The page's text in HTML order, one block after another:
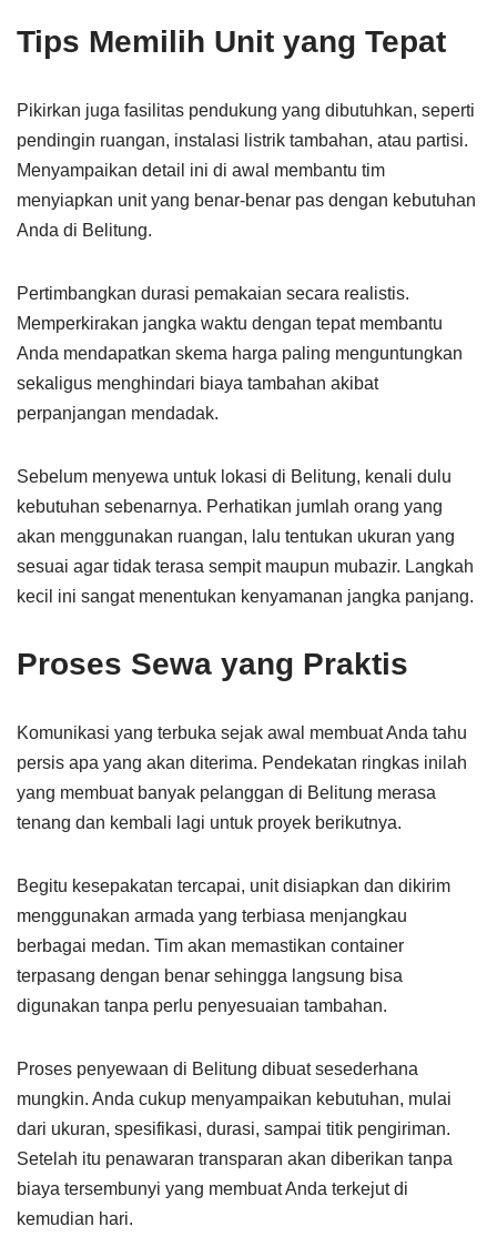
Tips Memilih Unit yang Tepat
Pikirkan juga fasilitas pendukung yang dibutuhkan, seperti
pendingin ruangan, instalasi listrik tambahan, atau partisi.
Menyampaikan detail ini di awal membantu tim
menyiapkan unit yang benar-benar pas dengan kebutuhan
Anda di Belitung.
Pertimbangkan durasi pemakaian secara realistis.
Memperkirakan jangka waktu dengan tepat membantu
Anda mendapatkan skema harga paling menguntungkan
sekaligus menghindari biaya tambahan akibat
perpanjangan mendadak.
Sebelum menyewa untuk lokasi di Belitung, kenali dulu
kebutuhan sebenarnya. Perhatikan jumlah orang yang
akan menggunakan ruangan, lalu tentukan ukuran yang
sesuai agar tidak terasa sempit maupun mubazir. Langkah
kecil ini sangat menentukan kenyamanan jangka panjang.
Proses Sewa yang Praktis
Komunikasi yang terbuka sejak awal membuat Anda tahu
persis apa yang akan diterima. Pendekatan ringkas inilah
yang membuat banyak pelanggan di Belitung merasa
tenang dan kembali lagi untuk proyek berikutnya.
Begitu kesepakatan tercapai, unit disiapkan dan dikirim
menggunakan armada yang terbiasa menjangkau
berbagai medan. Tim akan memastikan container
terpasang dengan benar sehingga langsung bisa
digunakan tanpa perlu penyesuaian tambahan.
Proses penyewaan di Belitung dibuat sesederhana
mungkin. Anda cukup menyampaikan kebutuhan, mulai
dari ukuran, spesifikasi, durasi, sampai titik pengiriman.
Setelah itu penawaran transparan akan diberikan tanpa
biaya tersembunyi yang membuat Anda terkejut di
kemudian hari.